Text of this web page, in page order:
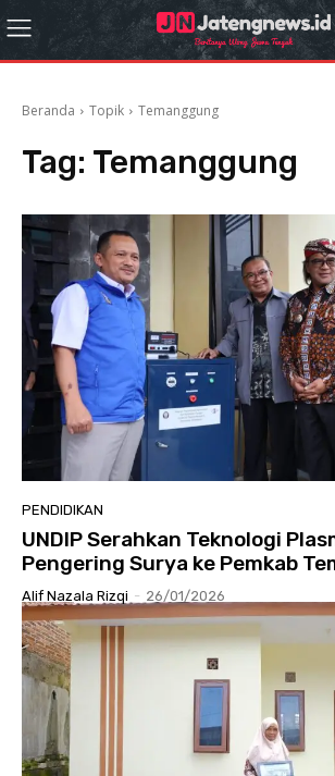
Beranda Topik Temanggung
Tag: Temanggung
PENDIDIKAN
UNDIP Serahkan Teknologi
Pengering Surya ke Pemkab
Alif Nazala Rizqi - 26/01/2026